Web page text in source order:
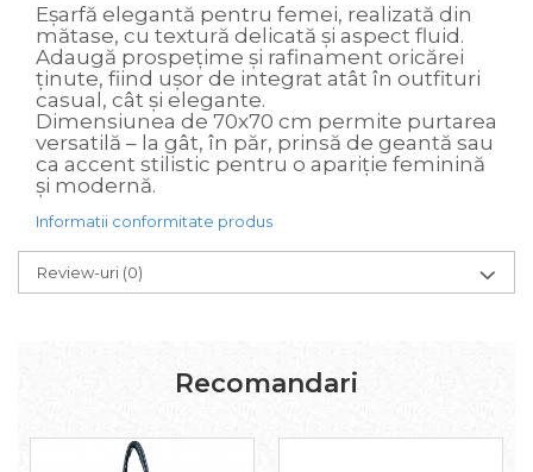
Eșarfă elegantă pentru femei, realizată din
mătase, cu textură delicată și aspect fluid.
Adaugă prospețime și rafinament oricărei
ținute, fiind ușor de integrat atât în outfituri
casual, cât și elegante.
Dimensiunea de 70x70 cm permite purtarea
versatilă – la gât, în păr, prinsă de geantă sau
ca accent stilistic pentru o apariție feminină
și modernă.
Informatii conformitate produs
Review-uri (0)
Recomandari